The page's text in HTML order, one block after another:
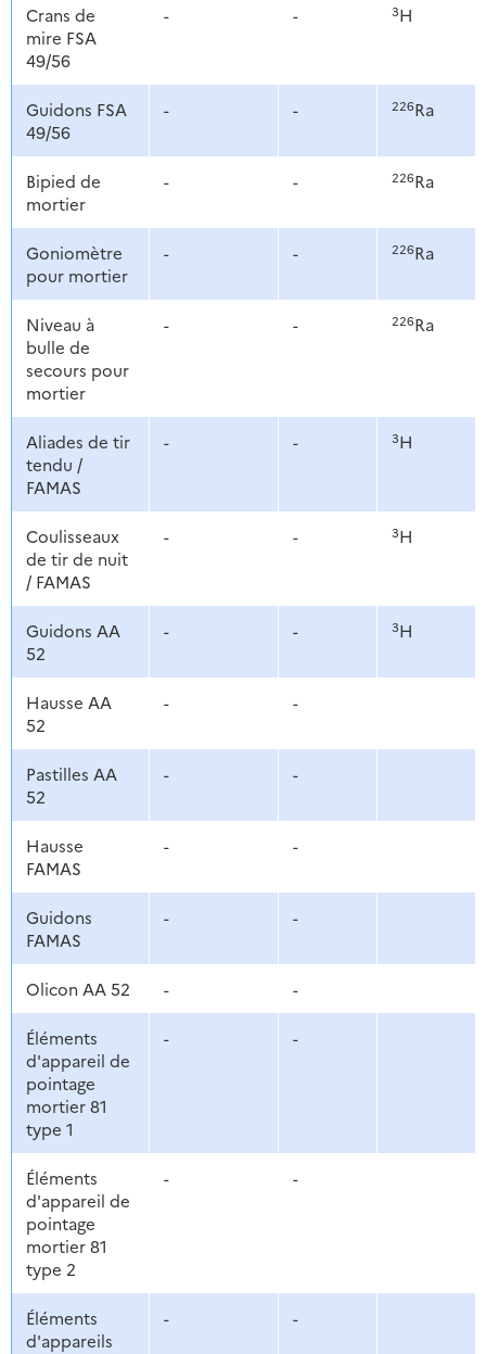
Crans de
mire FSA
49/56
- - 3H
Guidons FSA
49/56
- - 226Ra
Bipied de
mortier
- - 226Ra
Goniomètre
pour mortier
- - 226Ra
Niveau à
bulle de
secours pour
mortier
- - 226Ra
Aliades de tir
tendu /
FAMAS
- - 3H
Coulisseaux
de tir de nuit
/ FAMAS
- - 3H
Guidons AA
52
- - 3H
Hausse AA
52
- -
Pastilles AA
52
- -
Hausse
FAMAS
- -
Guidons
FAMAS
- -
Olicon AA 52 - -
Éléments
d'appareil de
pointage
mortier 81
type 1
- -
Éléments
d'appareil de
pointage
mortier 81
type 2
- -
Éléments
d'appareils
- -